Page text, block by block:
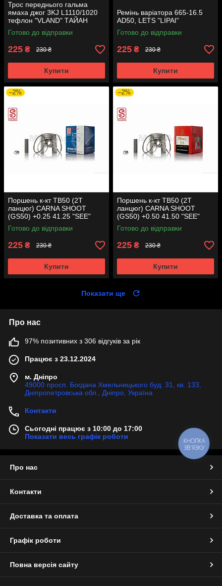
Трос переднього гальма
ямаха джог 3KJ L1110/1020
тефлон "VLAND" ТАЙАН
Готово до відправки
225 ₴ 230 ₴
Купити
Ремінь варіатора 665-16.5
AD50, LETS "LIPAI"
Готово до відправки
225 ₴ 230 ₴
Купити
–2%
Поршень к-кт TB50 (2T
ланцюг) CARNA SHOOT
(GS50) +0.25 41.25 "SEE"
(Sheng-E) таємниця (акція)
Готово до відправки
225 ₴ 230 ₴
Купити
–2%
Поршень к-кт TB50 (2T
ланцюг) CARNA SHOOT
(GS50) +0.50 41.50 "SEE"
(Sheng-E) таємниця (акція)
Готово до відправки
225 ₴ 230 ₴
Купити
Показати ще
Про нас
97% позитивних з 306 відгуків за рік
Працює з 23.12.2024
м. Дніпро
49000 просп. Богдана Хмельницького буд. 31, кв. 133,
Дніпропетровська обл., Дніпро, Україна
Контакти
Сьогодні працює з 10:00 до 17:00
Показати весь графік роботи
Про нас
Контакти
Доставка та оплата
Графік роботи
Повна версія сайту
КНОПКА
ЗВ'ЯЗКУ